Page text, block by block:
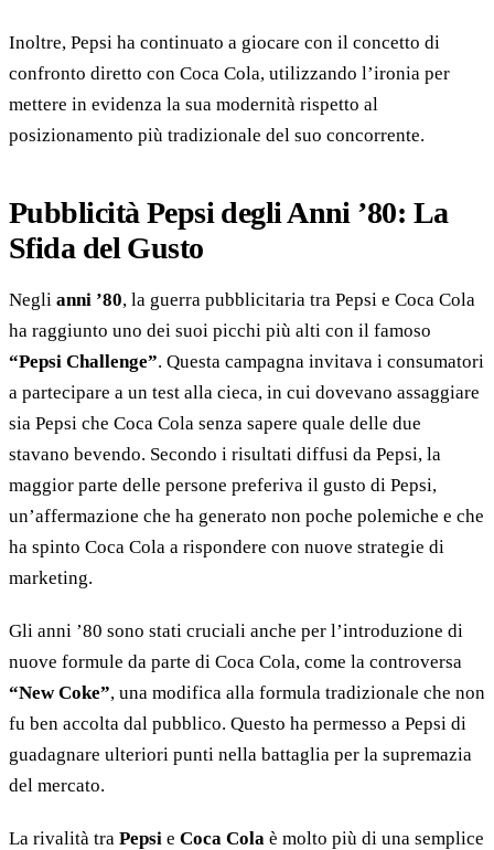
Inoltre, Pepsi ha continuato a giocare con il concetto di
confronto diretto con Coca Cola, utilizzando l’ironia per
mettere in evidenza la sua modernità rispetto al
posizionamento più tradizionale del suo concorrente.
Pubblicità Pepsi degli Anni ’80: La
Sfida del Gusto
Negli anni ’80, la guerra pubblicitaria tra Pepsi e Coca Cola
ha raggiunto uno dei suoi picchi più alti con il famoso
“Pepsi Challenge”. Questa campagna invitava i consumatori
a partecipare a un test alla cieca, in cui dovevano assaggiare
sia Pepsi che Coca Cola senza sapere quale delle due
stavano bevendo. Secondo i risultati diffusi da Pepsi, la
maggior parte delle persone preferiva il gusto di Pepsi,
un’affermazione che ha generato non poche polemiche e che
ha spinto Coca Cola a rispondere con nuove strategie di
marketing.
Gli anni ’80 sono stati cruciali anche per l’introduzione di
nuove formule da parte di Coca Cola, come la controversa
“New Coke”, una modifica alla formula tradizionale che non
fu ben accolta dal pubblico. Questo ha permesso a Pepsi di
guadagnare ulteriori punti nella battaglia per la supremazia
del mercato.
La rivalità tra Pepsi e Coca Cola è molto più di una semplice